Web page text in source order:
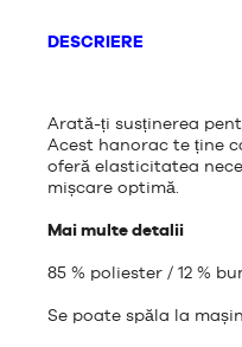
DESCRIERE
Arată-ți susținerea
Acest hanorac te ține
oferă elasticitatea
mișcare optimă.
Mai multe detalii
85 % poliester / 12 %
Se poate spăla la